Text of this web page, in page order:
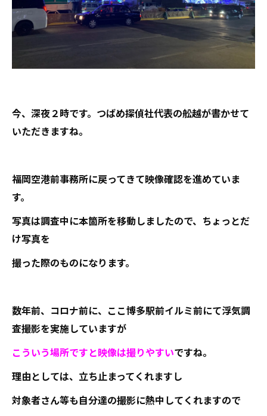
今、深夜２時です。つばめ探偵社代表の舩越が書かせて
いただきますね。
福岡空港前事務所に戻ってきて映像確認を進めていま
す。
写真は調査中に本箇所を移動しましたので、ちょっとだ
け写真を
撮った際のものになります。
数年前、コロナ前に、ここ博多駅前イルミ前にて浮気調
査撮影を実施していますが
こういう場所ですと映像は撮りやすいですね。
理由としては、立ち止まってくれますし
対象者さん等も自分達の撮影に熱中してくれますので